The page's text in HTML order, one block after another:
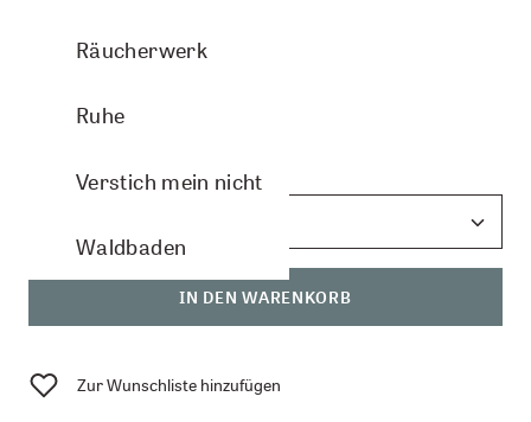
Räucherwerk
Ruhe
Verstich mein nicht
Waldbaden
CHF 17.60
Anzahl:
IN DEN WARENKORB
Zur Wunschliste hinzufügen